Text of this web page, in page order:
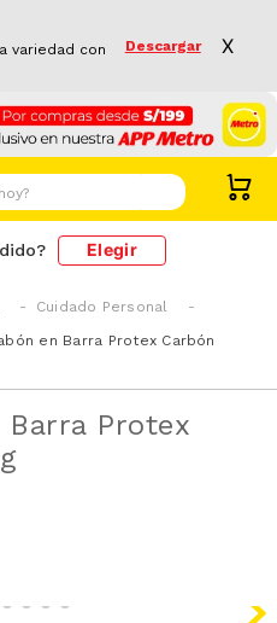
variedad con
Descargar X
Elegir
Cuidado Personal
en Barra Protex Carbón
Barra Protex